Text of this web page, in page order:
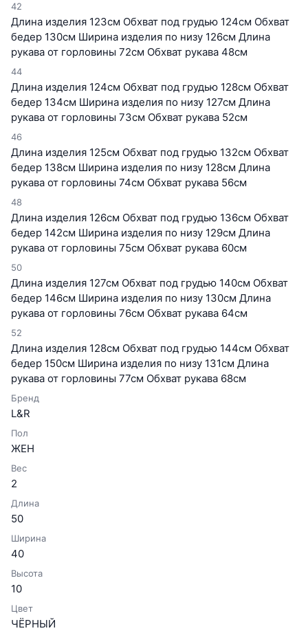
42
Длина изделия 123см Обхват под грудью 124см Обхват
бедер 130см Ширина изделия по низу 126см Длина
рукава от горловины 72см Обхват рукава 48см
44
Длина изделия 124см Обхват под грудью 128см Обхват
бедер 134см Ширина изделия по низу 127см Длина
рукава от горловины 73см Обхват рукава 52см
46
Длина изделия 125см Обхват под грудью 132см Обхват
бедер 138см Ширина изделия по низу 128см Длина
рукава от горловины 74см Обхват рукава 56см
48
Длина изделия 126см Обхват под грудью 136см Обхват
бедер 142см Ширина изделия по низу 129см Длина
рукава от горловины 75см Обхват рукава 60см
50
Длина изделия 127см Обхват под грудью 140см Обхват
бедер 146см Ширина изделия по низу 130см Длина
рукава от горловины 76см Обхват рукава 64см
52
Длина изделия 128см Обхват под грудью 144см Обхват
бедер 150см Ширина изделия по низу 131см Длина
рукава от горловины 77см Обхват рукава 68см
Бренд
L&R
Пол
ЖЕН
Вес
2
Длина
50
Ширина
40
Высота
10
Цвет
ЧЁРНЫЙ